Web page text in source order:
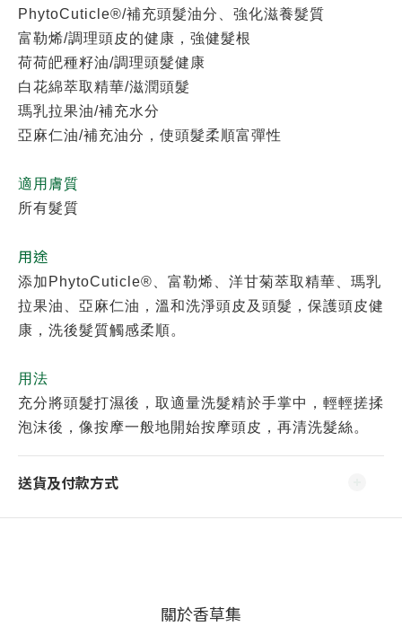
PhytoCuticle®/補充頭髮油分、強化滋養髮質
富勒烯/調理頭皮的健康，強健髮根
荷荷皅種籽油/調理頭髮健康
白花綿萃取精華/滋潤頭髮
瑪乳拉果油/補充水分
亞麻仁油/補充油分，使頭髮柔順富彈性
適用膚質
所有髮質
用途
添加PhytoCuticle®、富勒烯、洋甘菊萃取精華、瑪乳
拉果油、亞麻仁油，溫和洗淨頭皮及頭髮，保護頭皮健
康，洗後髮質觸感柔順。
用法
充分將頭髮打濕後，取適量洗髮精於手掌中，輕輕搓揉
泡沫後，像按摩一般地開始按摩頭皮，再清洗髮絲。
送貨及付款方式
關於香草集